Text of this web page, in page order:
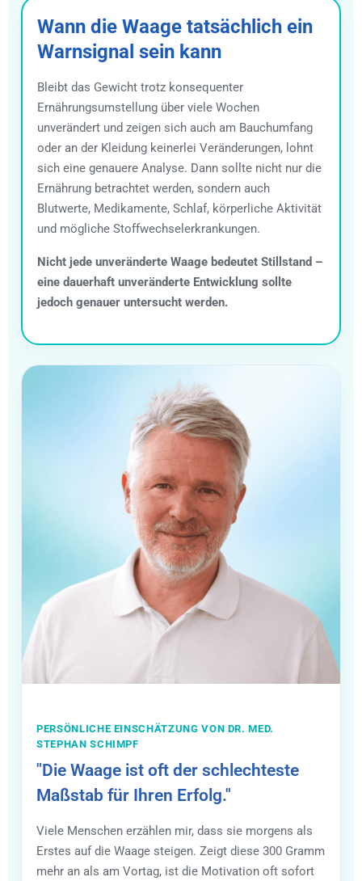
Wann die Waage tatsächlich ein
Warnsignal sein kann
Bleibt das Gewicht trotz konsequenter
Ernährungsumstellung über viele Wochen
unverändert und zeigen sich auch am Bauchumfang
oder an der Kleidung keinerlei Veränderungen, lohnt
sich eine genauere Analyse. Dann sollte nicht nur die
Ernährung betrachtet werden, sondern auch
Blutwerte, Medikamente, Schlaf, körperliche Aktivität
und mögliche Stoffwechselerkrankungen.
Nicht jede unveränderte Waage bedeutet Stillstand –
eine dauerhaft unveränderte Entwicklung sollte
jedoch genauer untersucht werden.
PERSÖNLICHE EINSCHÄTZUNG VON DR. MED.
STEPHAN SCHIMPF
"Die Waage ist oft der schlechteste
Maßstab für Ihren Erfolg."
Viele Menschen erzählen mir, dass sie morgens als
Erstes auf die Waage steigen. Zeigt diese 300 Gramm
mehr an als am Vortag, ist die Motivation oft sofort